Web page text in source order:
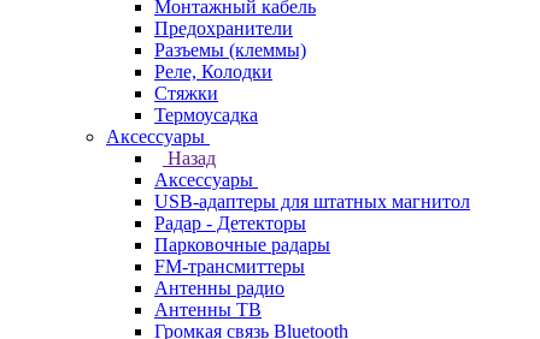
Монтажный кабель
Предохранители
Разъемы (клеммы)
Реле, Колодки
Стяжки
Термоусадка
Аксессуары
Назад
Аксессуары
USB-адаптеры для штатных магнитол
Радар - Детекторы
Парковочные радары
FM-трансмиттеры
Антенны радио
Антенны ТВ
Громкая связь Bluetooth